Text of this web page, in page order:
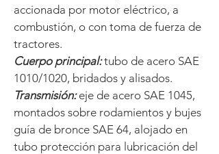
accionada por motor eléctrico, a
combustión, o con toma de fuerza de
tractores.
Cuerpo principal:tubo de acero SAE
1010/1020, bridados y alisados.
Transmisión:eje de acero SAE 1045,
montados sobre rodamientos y bujes
guía de bronce SAE 64, alojado en
tubo protección para lubricación del